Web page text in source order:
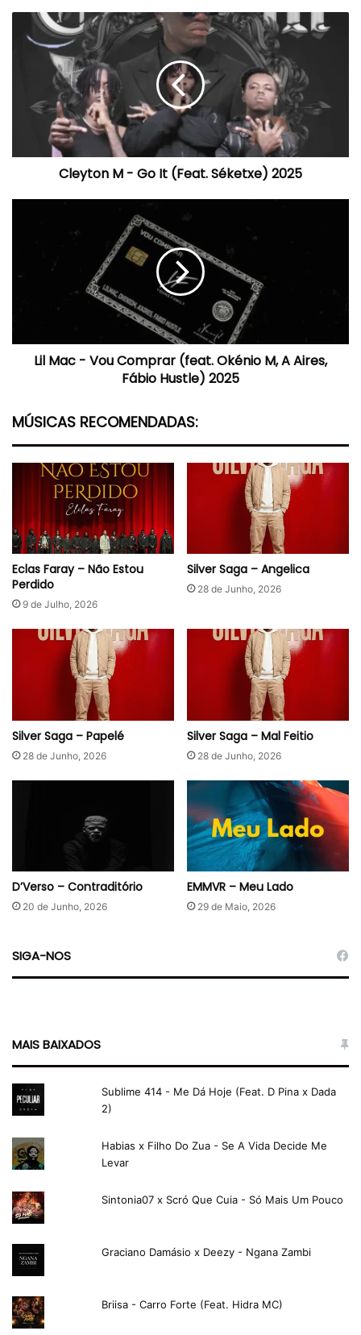
Cleyton
(Feat.
Séketxe)
Cleyton M - Go It (Feat. Séketxe) 2025
Comprar
A
Aires,Lil Mac - Vou Comprar (feat. Okénio M, A Aires,
Fábio Hustle) 2025
MÚSICAS RECOMENDADAS:
Eclas Faray – Não Estou
Perdido
9 de Julho, 2026
Silver Saga – Angelica
28 de Junho, 2026
Silver Saga – Papelé
28 de Junho, 2026
Silver Saga – Mal Feitio
28 de Junho, 2026
D’Verso – Contraditório
20 de Junho, 2026
EMMVR – Meu Lado
29 de Maio, 2026
SIGA-NOS
MAIS BAIXADOS
Sublime 414 - Me Dá Hoje (Feat. D Pina x Dada
2)
Habias x Filho Do Zua - Se A Vida Decide Me
Levar
Sintonia07 x Scró Que Cuia - Só Mais Um Pouco
Graciano Damásio x Deezy - Ngana Zambi
Briisa - Carro Forte (Feat. Hidra MC)